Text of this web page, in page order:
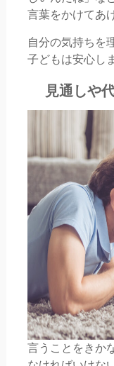
言葉をかけてあ
自分の気持ちを
子どもは安心し
見通しや
言うことをきか